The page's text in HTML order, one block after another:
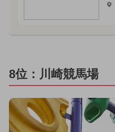
8位：川崎競馬場